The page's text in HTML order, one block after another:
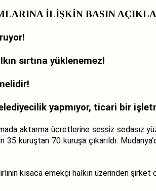
İLİŞKİN BASIN
sırtına yüklenemez!
yapmıyor, ticari bir
aktarma ücretlerine sessiz sedasız
kuruştan 70 kuruşa çıkarıldı.
kısaca emekçi halkın üzerinden şirket